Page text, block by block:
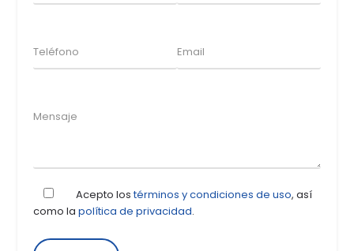
Acepto lostérminos y condiciones de uso, así
como lapolítica de privacidad.